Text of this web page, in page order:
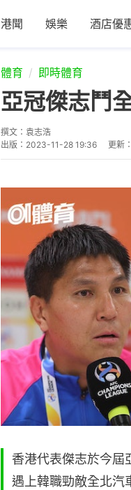
港聞 娛樂 酒店優
體育 即時體育
亞冠傑志鬥
撰文： 袁志浩
出版： 2023-11-28 19:36 更新：
香港代表傑志於今屆
遇上韓職勁敵全北汽